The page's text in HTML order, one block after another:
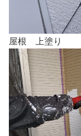
屋根 上塗り